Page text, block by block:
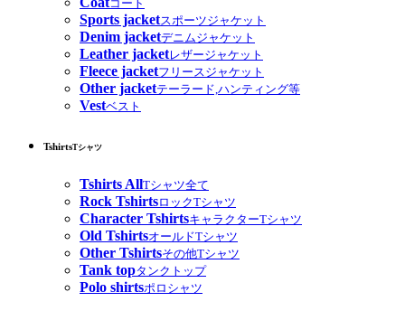
コート
Sports jacketスポーツジャケット
Denim jacketデニムジャケット
Leather jacketレザージャケット
Fleece jacketフリースジャケット
Other jacketテーラード,ハンティング等
Vestベスト
TshirtsTシャツ
Tshirts AllTシャツ全て
Rock TshirtsロックTシャツ
Character TshirtsキャラクターTシャツ
Old TshirtsオールドTシャツ
Other Tshirtsその他Tシャツ
Tank topタンクトップ
Polo shirtsポロシャツ